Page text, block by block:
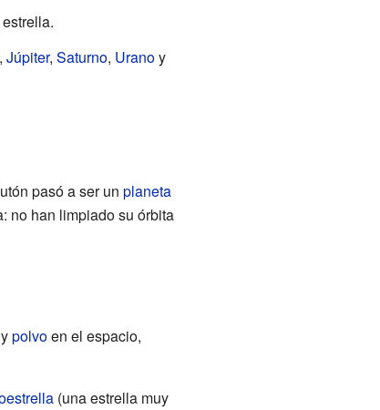
Júpiter, Saturno, Uranoy
pasó a ser un planeta
no han limpiado su órbita
polvoen el espacio,
(una estrella muy